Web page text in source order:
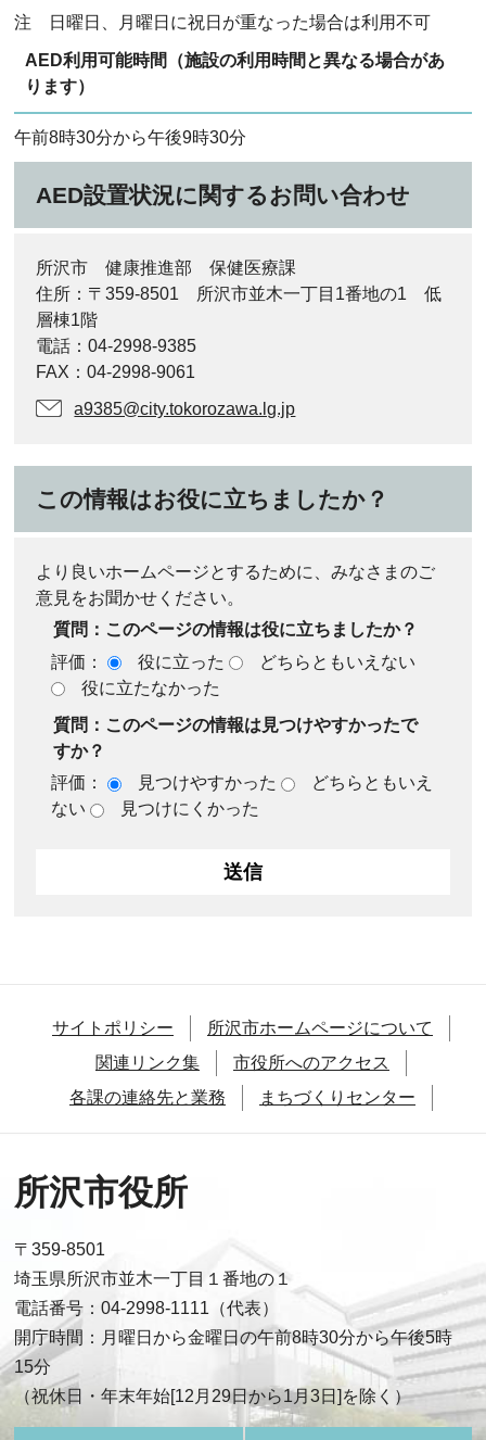
注 日曜日、月曜日に祝日が重なった場合は利用不可
AED利用可能時間（施設の利用時間と異なる場合があ
ります）
午前8時30分から午後9時30分
AED設置状況に関するお問い合わせ
所沢市 健康推進部 保健医療課
住所：〒359-8501 所沢市並木一丁目1番地の1 低
層棟1階
電話：04-2998-9385
FAX：04-2998-9061
a9385@city.tokorozawa.lg.jp
この情報はお役に立ちましたか？
より良いホームページとするために、みなさまのご
意見をお聞かせください。
質問：このページの情報は役に立ちましたか？
評価：
役に立った
どちらともいえない
役に立たなかった
質問：このページの情報は見つけやすかったで
すか？
評価：
見つけやすかった
どちらともいえ
ない
見つけにくかった
サイトポリシー
所沢市ホームページについて
関連リンク集
市役所へのアクセス
各課の連絡先と業務
まちづくりセンター
所沢市役所
〒359-8501
埼玉県所沢市並木一丁目１番地の１
電話番号：04-2998-1111（代表）
開庁時間：月曜日から金曜日の午前8時30分から午後5時
15分
（祝休日・年末年始[12月29日から1月3日]を除く）